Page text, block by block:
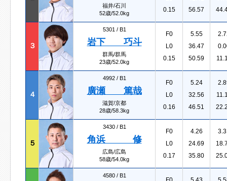
福井/石川
52歳/52.0kg
0.15
56.57
３
5301 / B1
岩下 巧斗
群馬/群馬
23歳/52.0kg
F0
L0
0.15
5.55
36.47
50.59
４
4992 / B1
廣瀬 篤哉
滋賀/京都
28歳/58.3kg
F0
L0
0.16
5.24
32.56
46.51
５
3430 / B1
角浜 修
広島/広島
58歳/54.0kg
F0
L0
0.17
4.26
24.69
35.80
4580 / B1